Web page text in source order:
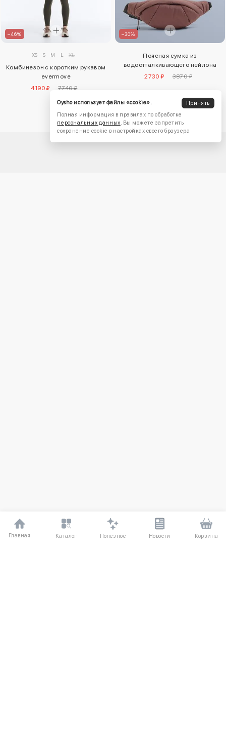
–46%
XS S M L XL
Комбинезон с коротким рукавом
evermove
4190 ₽
7740 ₽
–30%
Поясная сумка из
водоотталкивающего нейлона
2730 ₽
3870 ₽
Главная Каталог Полезное Новости Корзина
Oysho использует файлы «cookie».
Принять
Полная информация в правилах по обработке
персональных данных. Вы можете запретить
сохранение cookie в настройках своего браузера